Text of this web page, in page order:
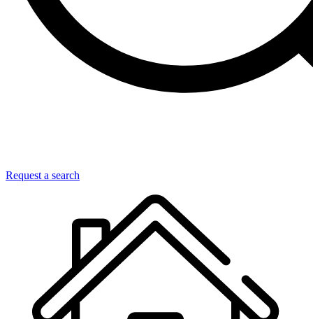
Request a search